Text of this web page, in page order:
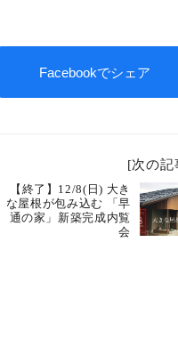
Facebookでシェア
[次の記
【終了】12/8(日) 大き
な屋根が包み込む 「早
通の家」新築完成内覧
会